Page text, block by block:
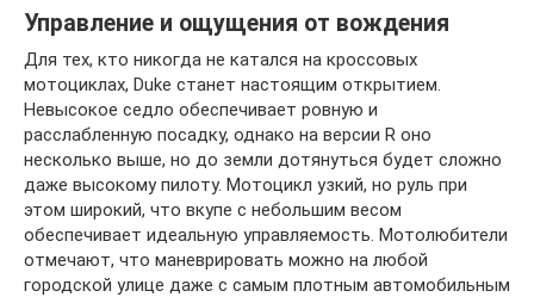
Управление и ощущения от вождения
Для тех, кто никогда не катался на кроссовых
мотоциклах, Duke станет настоящим открытием.
Невысокое седло обеспечивает ровную и
расслабленную посадку, однако на версии R оно
несколько выше, но до земли дотянуться будет сложно
даже высокому пилоту. Мотоцикл узкий, но руль при
этом широкий, что вкупе с небольшим весом
обеспечивает идеальную управляемость. Мотолюбители
отмечают, что маневрировать можно на любой
городской улице даже с самым плотным автомобильным